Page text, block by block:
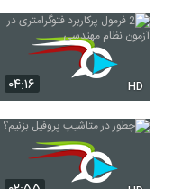
۰۴:۱۶ HD